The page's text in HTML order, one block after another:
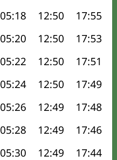
05:18 12:50 17:55
05:20 12:50 17:53
05:22 12:50 17:51
05:24 12:50 17:49
05:26 12:49 17:48
05:28 12:49 17:46
05:30 12:49 17:44